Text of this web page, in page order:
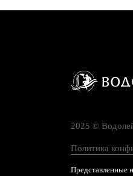
2025 ©
Политика
Представленные